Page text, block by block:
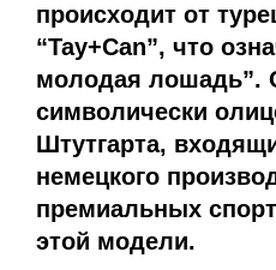
происходит от
“Tay+Can”, что
молодая лошадь”.
символически
Штутгарта,
немецкого
премиальных
этой модели.